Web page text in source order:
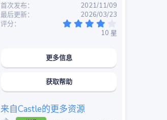
首次发布
2021/11/09
最后更新
2026/03/23
评分
10 星
更多信息
获取帮助
来自Castle的更多资源